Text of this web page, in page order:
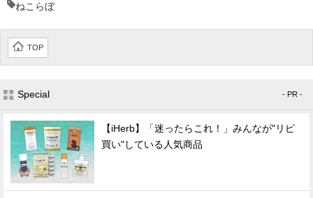
ねこらぼ
TOP
Special - PR -
【iHerb】「迷ったらこれ！」みんなが"リピ
買い"している人気商品